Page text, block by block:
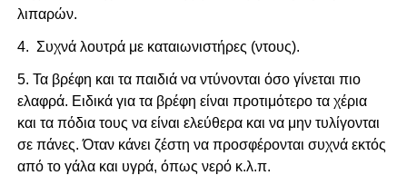
λιπαρών.
4. Συχνά λουτρά με καταιωνιστήρες (ντους).
5. Τα βρέφη και τα παιδιά να ντύνονται όσο γίνεται πιο
ελαφρά. Ειδικά για τα βρέφη είναι προτιμότερο τα χέρια
και τα πόδια τους να είναι ελεύθερα και να μην τυλίγονται
σε πάνες. Όταν κάνει ζέστη να προσφέρονται συχνά εκτός
από το γάλα και υγρά, όπως νερό κ.λ.π.